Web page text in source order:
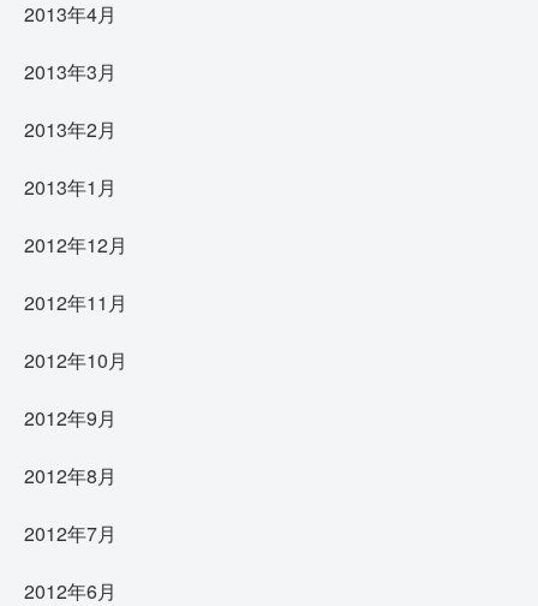
2013年4月
2013年3月
2013年2月
2013年1月
2012年12月
2012年11月
2012年10月
2012年9月
2012年8月
2012年7月
2012年6月